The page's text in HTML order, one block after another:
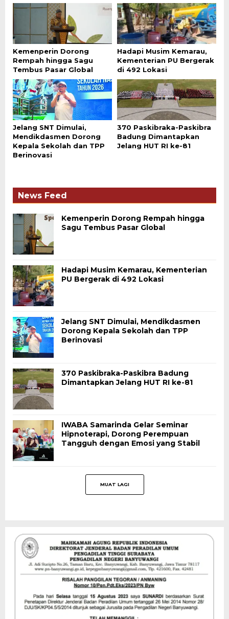
Kemenperin Dorong
Rempah hingga Sagu
Tembus Pasar Global
Hadapi Musim Kemarau,
Kementerian PU Bergerak
di 492 Lokasi
Jelang SNT Dimulai,
Mendikdasmen Dorong
Kepala Sekolah dan TPP
Berinovasi
370 Paskibraka-Paskibra
Badung Dimantapkan
Jelang HUT RI ke-81
News Feed
Kemenperin Dorong Rempah hingga
Sagu Tembus Pasar Global
Hadapi Musim Kemarau, Kementerian
PU Bergerak di 492 Lokasi
Jelang SNT Dimulai, Mendikdasmen
Dorong Kepala Sekolah dan TPP
Berinovasi
370 Paskibraka-Paskibra Badung
Dimantapkan Jelang HUT RI ke-81
IWABA Samarinda Gelar Seminar
Hipnoterapi, Dorong Perempuan
Tangguh dengan Emosi yang Stabil